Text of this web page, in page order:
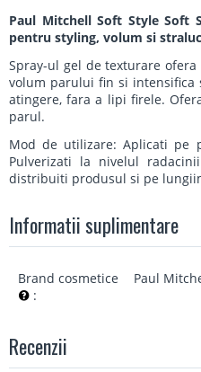
Paul Mitchell Soft Style Soft
pentru styling, volum si
Spray-ul gel de texturare
volum parului fin si intensifica
atingere, fara a lipi firele.
parul.
Mod de utilizare: Aplicati pe
Pulverizati la nivelul
distribuiti produsul si pe
Informatii suplimentare
Brand cosmetice
:
Paul
Recenzii